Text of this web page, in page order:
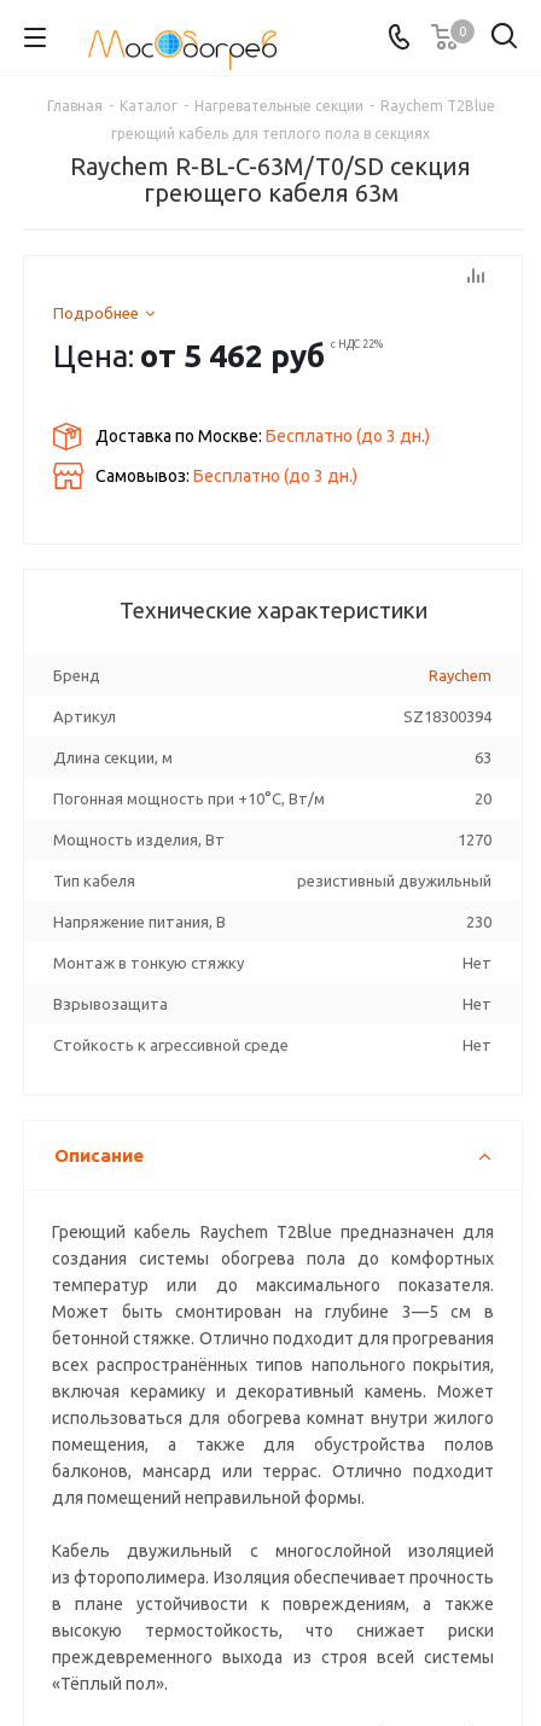
0
Главная - Каталог - Нагревательные секции - Raychem T2Blue
греющий кабель для теплого пола в секциях
Raychem R-BL-C-63M/T0/SD секция
греющего кабеля 63м
Подробнее
Цена: от 5 462 руб с НДС 22%
Доставка по Москве:Бесплатно (до3 дн.)
Самовывоз:Бесплатно (до3 дн.)
Технические характеристики
Бренд Raychem
Артикул SZ18300394
Длина секции, м 63
Погонная мощность при +10°С, Вт/м 20
Мощность изделия, Вт 1270
Тип кабеля резистивный двужильный
Напряжение питания, В 230
Монтаж в тонкую стяжку Нет
Взрывозащита Нет
Стойкость к агрессивной среде Нет
Описание
Греющий кабель Raychem T2Blue предназначен для
создания системы обогрева пола до комфортных
температур или до максимального показателя.
Может быть смонтирован на глубине 3—5 см в
бетонной стяжке. Отлично подходит для прогревания
всех распространённых типов напольного покрытия,
включая керамику и декоративный камень. Может
использоваться для обогрева комнат внутри жилого
помещения, а также для обустройства полов
балконов, мансард или террас. Отлично подходит
для помещений неправильной формы.
Кабель двужильный с многослойной изоляцией
из фторополимера. Изоляция обеспечивает прочность
в плане устойчивости к повреждениям, а также
высокую термостойкость, что снижает риски
преждевременного выхода из строя всей системы
«Тёплый пол».